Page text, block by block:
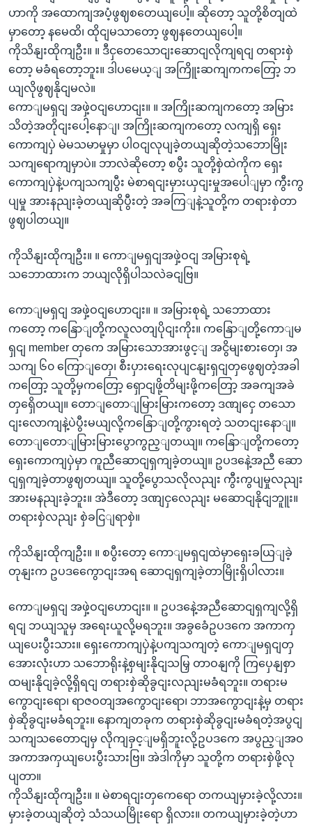
ဟာကို အထောကျအပံ့ဖွဈစတေယျပေါ့။ ဆိုတော့ သူတို့စိတျထဲ
မှာတော့ နမေထိ၊ ထိုငျမသာတော့ ဖွဈနတေယျပေါ့။
ကိုသိနျးထိုကျဦး။ ။ ဒီငှတေသောငျးဆောငျလိုကျရငျ တရားစှဲ
တော့ မခံရတော့ဘူး။ ဒါပမေယ့ျ အကြိူးဆကျကကတြော့ ဘ
ယျလိုဖွဈနိုငျမလဲ။
ကောျမရှငျ အဖှဲ့ဝငျဟောငျး။ ။ အကြိုးဆကျကတော့ အမြား
သိတဲ့အတိုငျးပေါ့နောျ၊ အကြိုးဆကျကတော့ လကျရှိ ရှေး
ကောကျပှဲ မဲမသမာမှုမှာ ပါဝငျလုပျခဲ့တယျဆိုတဲ့သဘောမြိုး
သကျရောကျမှာပဲ။ ဘာလဲဆိုတော့ စပွီး သူတို့စှဲထဲကိုက ရှေး
ကောကျပှဲနဲ့ပကျသကျပွီး မဲစာရငျးမှားယှငျးမှုအပေါျမှာ ကွီးကွ
ပျမှု အားနညျးခဲ့တယျဆိုပွီးတဲ့ အခကြျနဲ့သူတို့က တရားစှဲတာ
ဖွဈပါတယျ။
ကိုသိနျးထိုကျဦး။ ။ ကောျမရှငျအဖှဲ့ဝငျ အမြားစုရဲ့
သဘောထားက ဘယျလိုရှိပါသလဲခငျဗြ။
ကောျမရှငျ အဖှဲ့ဝငျဟောငျး။ ။ အမြားစုရဲ့ သဘောထား
ကတော့ ကနြောျတို့ကလူလတျပိုငျးကိုး။ ကနြောျတို့ကောျမ
ရှငျ member တှကေ အမြားသောအားဖွင့ျ အငွိမျးစားတှေ၊ အ
သကျ ၆၀ ကြောျတှေ၊ စီးပှားရေးလုပျငနျးရှငျတှဖွေဈတဲ့အခါ
ကတြော့ သူတို့မှကတြော့ ရှောငျဖို့တိမျးဖို့ကတြော့ အခကျအခဲ
တှရှေိတယျ။ တောျတောျမြားမြားကတော့ ဒဏျငှေ တသော
ငျးလောကျနဲ့ပဲပွီးမယျလို့ကနြောျတို့ကွားရတဲ့ သတငျးနောျ။
တောျတောျမြားမြားပွောကွည့ျတယျ။ ကနြောျတို့ကတော့
ရှေးကောကျပှဲမှာ ကူညီဆောငျရှကျခဲ့တယျ။ ဥပဒနေဲ့အညီ ဆော
ငျရှကျခဲ့တာဖွဈတယျ။ သူတို့ပွောသလိုလညျး ကွီးကွပျမှုလညျး
အားမနညျးခဲ့ဘူး။ အဲဒီတော့ ဒဏျငှလေညျး မဆောငျနိုငျဘူူး။
တရားစှဲလညျး စှဲခငြျရာစှဲ။
ကိုသိနျးထိုကျဦး။ ။ စပွီးတော့ ကောျမရှငျထဲမှာရှေးခယြျခဲ့
တုနျးက ဥပဒကွေောငျးအရ ဆောငျရှကျခဲ့တာမြိုးရှိပါလား။
ကောျမရှငျ အဖှဲ့ဝငျဟောငျး။ ။ ဥပဒနေဲ့အညီဆောငျရှကျလို့ရှိ
ရငျ ဘယျသူမှ အရေးယူလို့မရဘူး။ အခွခေံဥပဒကေ အကာကှ
ယျပေးပွီးသား။ ရှေးကောကျပှဲနဲ့ပကျသကျတဲ့ ကောျမရှငျတှ
အေားလုံးဟာ သဘောရိုးနဲ့စှမျးနိုငျသမြှ တာဝနျကို ကြပှေနျစှာ
ထမျးနိုငျခဲ့လို့ရှိရငျ တရားစှဲဆိုခွငျးလညျးမခံရဘူး။ တရားမ
ကွောငျးရော၊ ရာဇဝတျအကွောငျးရော၊ ဘာအကွောငျးနဲ့မှ တရား
စှဲဆိုခွငျးမခံရဘူး။ နောကျတခုက တရားစှဲဆိုခွငျးမခံရတဲ့အပွငျ
သကျသတေောငျမှ လိုကျခှင့ျမရှိဘူးလို့ဥပဒကေ အပွည့ျအ၀
အကာအကှယျပေးပွီးသားဗြ။ အဲဒါကိုမှာ သူတို့က တရားစှဲဖို့လု
ပျတာ။
ကိုသိနျးထိုကျဦး။ ။ မဲစာရငျးတှကေရော တကယျမှားခဲ့လို့လား။
မှားခဲ့တယျဆိုတဲ့ သံသယမြိုးရော ရှိလား။ တကယျမှားခဲ့တဲ့ဟာ